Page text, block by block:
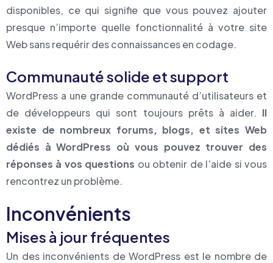
disponibles, ce qui signifie que vous pouvez ajouter
presque n’importe quelle fonctionnalité à votre site
Web sans requérir des connaissances en codage.
Communauté solide et support
WordPress a une grande communauté d’utilisateurs et
de développeurs qui sont toujours prêts à aider. Il
existe de nombreux forums, blogs, et sites Web
dédiés à WordPress où vous pouvez trouver des
réponses à vos questions ou obtenir de l’aide si vous
rencontrez un problème.
Inconvénients
Mises à jour fréquentes
Un des inconvénients de WordPress est le nombre de